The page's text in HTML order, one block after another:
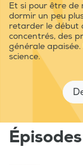
Et si pour être de
dormir un peu
retarder le début
concentrés, des
générale
science.